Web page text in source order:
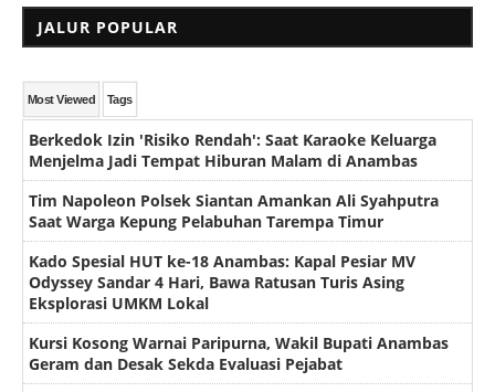
JALUR POPULAR
Most Viewed Tags
Berkedok Izin 'Risiko Rendah': Saat Karaoke Keluarga
Menjelma Jadi Tempat Hiburan Malam di Anambas
Tim Napoleon Polsek Siantan Amankan Ali Syahputra
Saat Warga Kepung Pelabuhan Tarempa Timur
Kado Spesial HUT ke-18 Anambas: Kapal Pesiar MV
Odyssey Sandar 4 Hari, Bawa Ratusan Turis Asing
Eksplorasi UMKM Lokal
Kursi Kosong Warnai Paripurna, Wakil Bupati Anambas
Geram dan Desak Sekda Evaluasi Pejabat